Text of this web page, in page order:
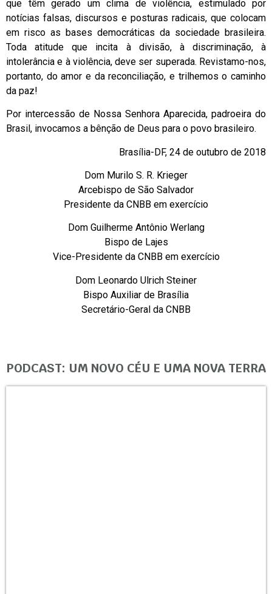
que têm gerado um clima de violência, estimulado por
notícias falsas, discursos e posturas radicais, que colocam
em risco as bases democráticas da sociedade brasileira.
Toda atitude que incita à divisão, à discriminação, à
intolerância e à violência, deve ser superada. Revistamo-nos,
portanto, do amor e da reconciliação, e trilhemos o caminho
da paz!
Por intercessão de Nossa Senhora Aparecida, padroeira do
Brasil, invocamos a bênção de Deus para o povo brasileiro.
Brasília-DF, 24 de outubro de 2018
Dom Murilo S. R. Krieger
Arcebispo de São Salvador
Presidente da CNBB em exercício
Dom Guilherme Antônio Werlang
Bispo de Lajes
Vice-Presidente da CNBB em exercício
Dom Leonardo Ulrich Steiner
Bispo Auxiliar de Brasília
Secretário-Geral da CNBB
PODCAST: UM NOVO CÉU E UMA NOVA TERRA